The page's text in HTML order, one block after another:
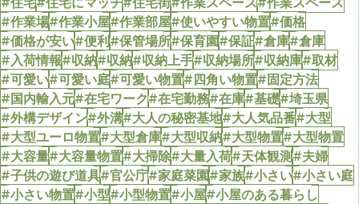
#作業場#作業小屋#作業部屋#使いやすい物置#価格
#価格が安い#便利#保管場所#保育園#保証#倉庫#倉庫
#入荷情報#収納#収納#収納上手#収納場所#収納庫#取材
#可愛い#可愛い庭#可愛い物置#四角い物置#固定方法
#国内輸入元#在宅ワーク#在宅勤務#在庫#基礎#埼玉県
#外構デザイン#外溝#大人の秘密基地#大人気品番#大型
#大型ユーロ物置#大型倉庫#大型収納#大型物置#大型物置
#大容量#大容量物置#大掃除#大量入荷#天体観測#夫婦
#子供の遊び道具#官公庁#家庭菜園#家族#小さい#小さい庭
#小さい物置#小型#小型物置#小屋#小屋のある暮らし